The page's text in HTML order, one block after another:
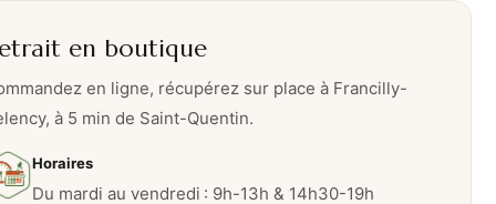
en boutique
en ligne, récupérez sur place à Francilly-
à 5 min de Saint-Quentin.
Horaires
Du mardi au vendredi : 9h-13h & 14h30-19h